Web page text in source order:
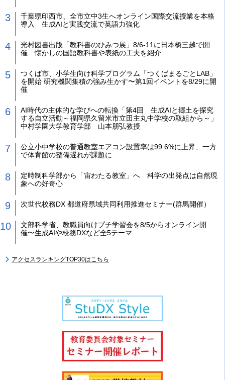
千葉県印西市、全市立中3生へオンライン国際交流授業を本格
導入 生成AIと実践交流で英語力強化
光村図書出版「教科書のひみつ展」8/6-11に日本橋三越で開
催 懐かしの国語教科書や表紙の工夫を紹介
つくば市、小学生向け科学プログラム「つくばまるごとLAB」
を開始 研究機関集積の強み生かす〜第1回イベントを8/29に開
催
AI時代の主体的な学びへの転換「第4回 生成AIと郷土を探究
する自立活動～福岡県久留米市立田主丸中学校の取組から～」
中村学園大学教育学部 山本朋弘教授
公立小中学校の普通教室エアコン設置率は99.6%に上昇、一方
で体育館の整備遅れが課題に
定時制科学部から「宙わたる教室」へ 科学の出発点は自然現
象への好奇心
次世代校務DX 都道府県域共同利用推進セミナー(群馬開催）
文部科学省、教職員向けプチ学習会を8/5からオンライン開
催〜生成AIや校務DXなど全5テーマ
アクセスランキングTOP30はこちら